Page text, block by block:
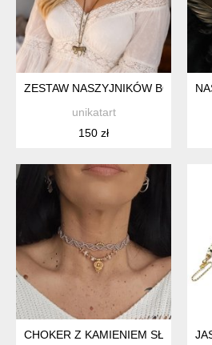
ZESTAW NASZYJNIKÓW BOHO:
unikatart
150 zł
CHOKER Z KAMIENIEM